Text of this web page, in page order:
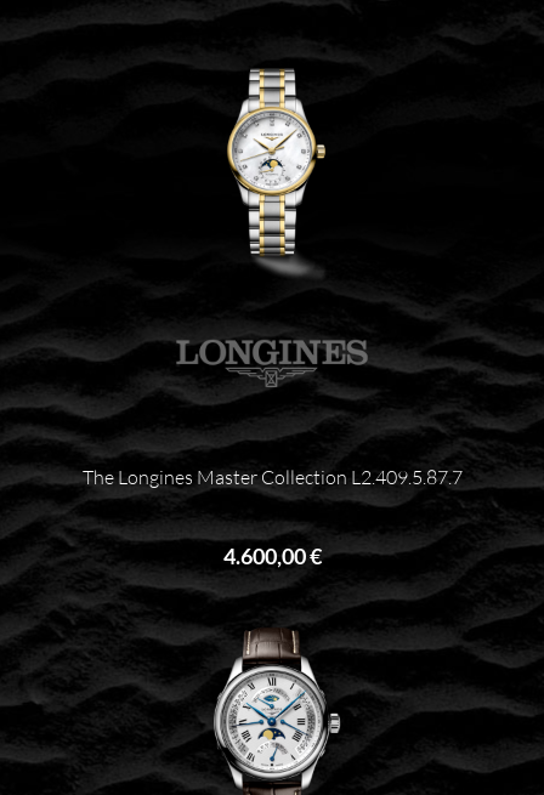
The Longines Master Collection L2.409.5.87.7
4.600,00 €